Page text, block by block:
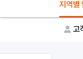
지역별
고